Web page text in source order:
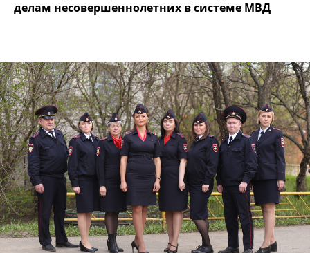
делам несовершеннолетних в системе МВД